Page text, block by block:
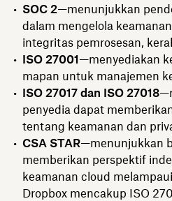
SOC 2—menunjukkan
dalam mengelola
integritas pemrosesan,
ISO 27001—menyediakan
mapan untuk manajemen
ISO 27017 dan ISO 27018
penyedia dapat
tentang keamanan dan
CSA STAR—menunjukkan
memberikan perspektif
keamanan cloud‌
Dropbox mencakup ISO